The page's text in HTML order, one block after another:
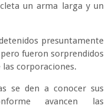
un arma larga y un
presuntamente
fueron sorprendidos
corporaciones.
se den a conocer sus
avancen las